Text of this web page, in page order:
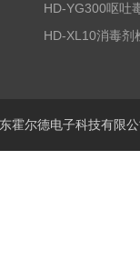
霍尔德电子科技有限